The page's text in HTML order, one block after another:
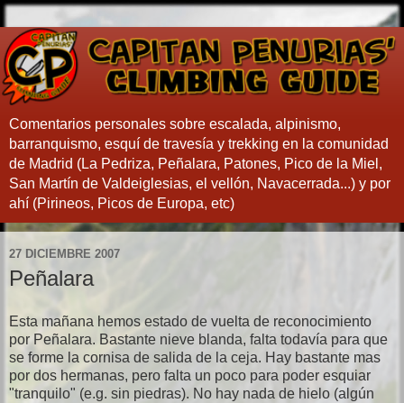
Comentarios personales sobre escalada, alpinismo,
barranquismo, esquí de travesía y trekking en la comunidad
de Madrid (La Pedriza, Peñalara, Patones, Pico de la Miel,
San Martín de Valdeiglesias, el vellón, Navacerrada...) y por
ahí (Pirineos, Picos de Europa, etc)
27 DICIEMBRE 2007
Peñalara
Esta mañana hemos estado de vuelta de reconocimiento
por Peñalara. Bastante nieve blanda, falta todavía para que
se forme la cornisa de salida de la ceja. Hay bastante mas
por dos hermanas, pero falta un poco para poder esquiar
"tranquilo" (e.g. sin piedras). No hay nada de hielo (algún